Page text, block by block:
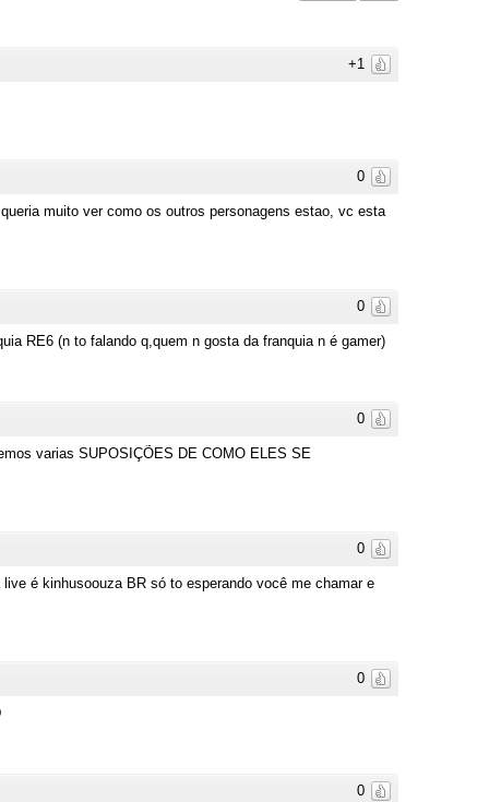
+1
0
muito ver como os outros personagens estao, vc esta
0
RE6 (n to falando q,quem n gosta da franquia n é gamer)
0
varias SUPOSIÇÕES DE COMO ELES SE
0
é kinhusoouza BR só to esperando você me chamar e
0
0